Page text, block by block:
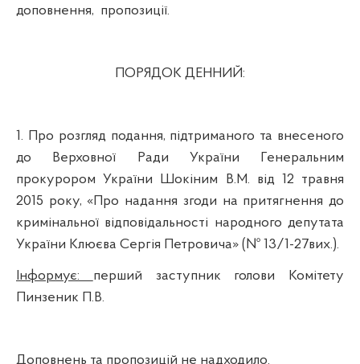
доповнення, пропозиції.
ПОРЯДОК ДЕННИЙ:
1. Про розгляд подання, підтриманого та внесеного
до Верховної Ради України Генеральним
прокурором України
Шокіним В.М. від 12 травня
2015 року, «Про надання згоди на притягнення до
кримінальної відповідальності народного депутата
України Клюєва Сергія Петровича» (№ 13/1-27вих.).
Інформує: перший заступник голови Комітету
Пинзеник П.В.
Доповнень та пропозицій не надходило.